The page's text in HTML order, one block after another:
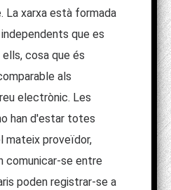
La xarxa està formada
que es
cosa que és
als
electrònic. Les
han d'estar totes
mateix proveïdor,
comunicar-se entre
poden registrar-se a